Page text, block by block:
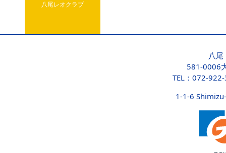
八尾レオクラブ
八
581-0006
TEL：072-
1-1-6